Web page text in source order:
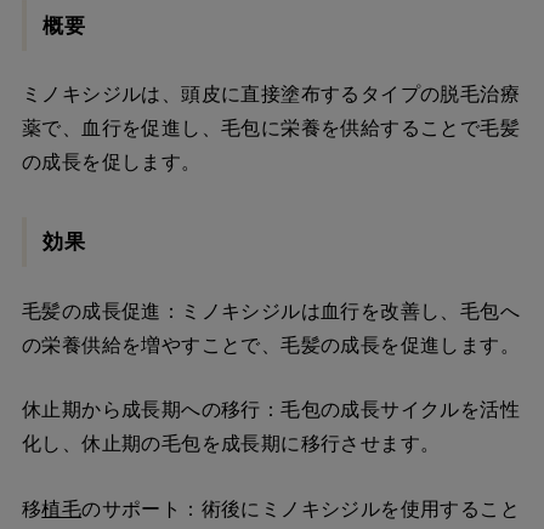
概要
ミノキシジルは、頭皮に直接塗布するタイプの脱毛治療
薬で、血行を促進し、毛包に栄養を供給することで毛髪
の成長を促します。
効果
毛髪の成長促進：ミノキシジルは血行を改善し、毛包へ
の栄養供給を増やすことで、毛髪の成長を促進します。
休止期から成長期への移行：毛包の成長サイクルを活性
化し、休止期の毛包を成長期に移行させます。
移植毛のサポート：術後にミノキシジルを使用すること